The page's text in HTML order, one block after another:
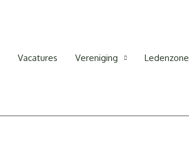
Vacatures Vereniging Ledenzone